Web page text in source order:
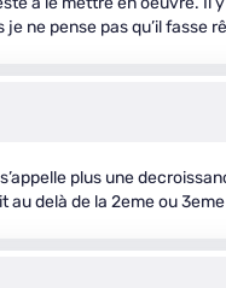
je ne pense pas qu’il fasse
plus une
au delà de la 2eme ou